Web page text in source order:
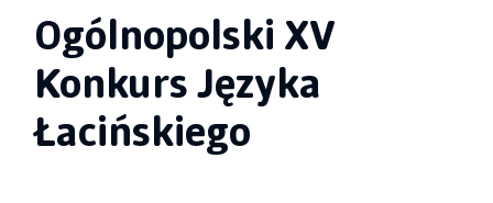
Ogólnopolski XV
Konkurs Języka
Łacińskiego